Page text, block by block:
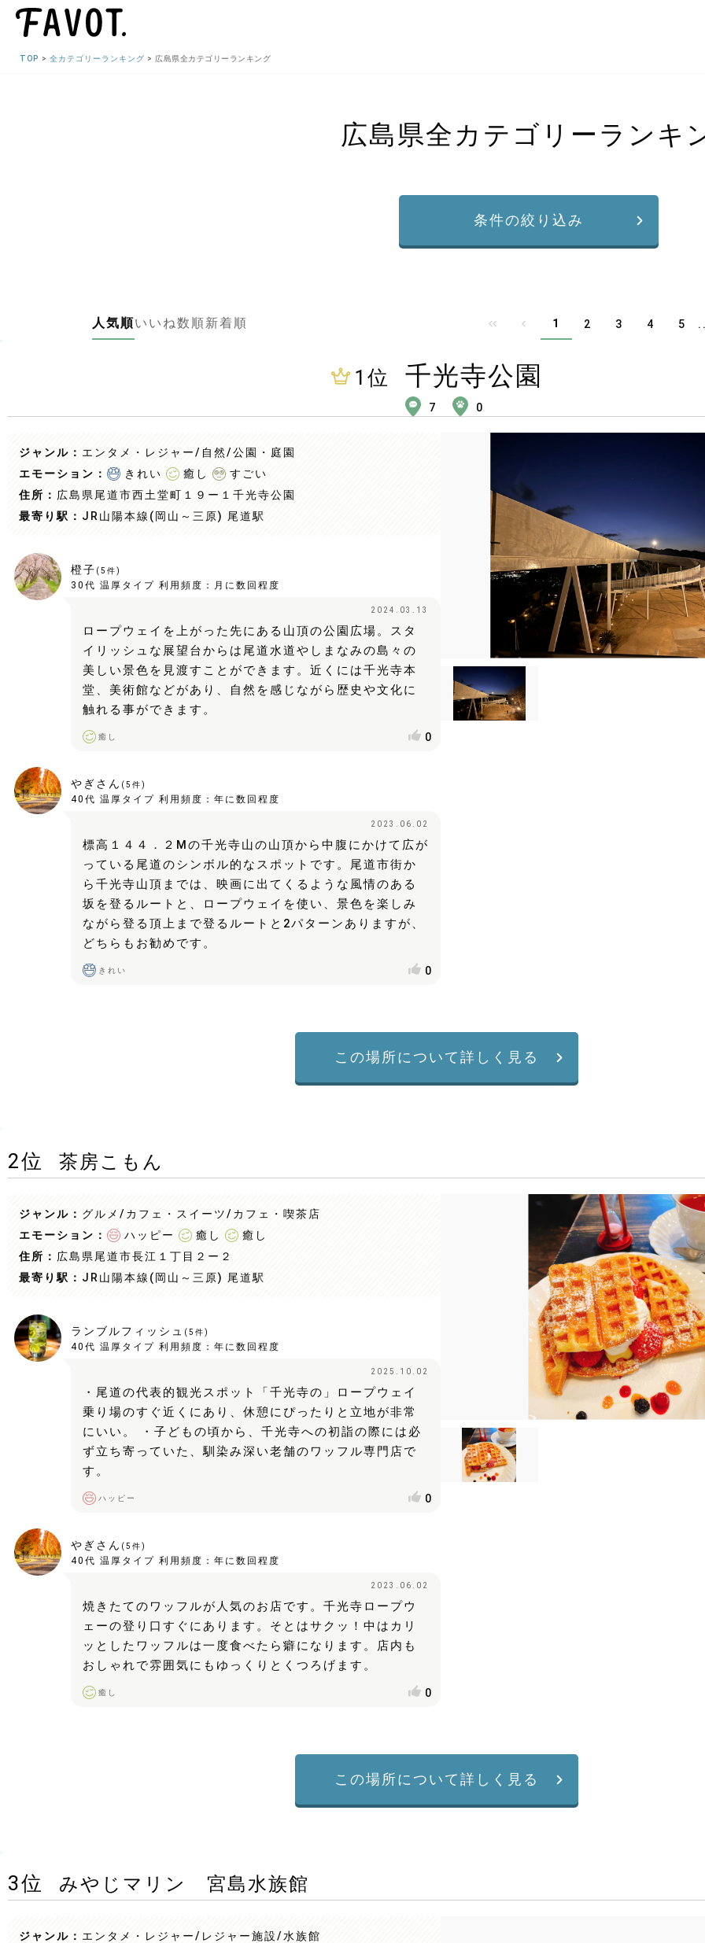
TOP 全カテゴリーランキング 広島県全カテゴリーランキング
広島県全カテゴリーランキ
条件の絞り込み
人気順いいね数順新着順 1 2 3 4 5
1 位 千光寺公園
7 0
ジャンル： エンタメ・レジャー/自然/公園・庭園
エモーション：
きれい 癒し
すごい
住所： 広島県尾道市西土堂町１９ー１千光寺公園
最寄り駅： JR山陽本線(岡山～三原) 尾道駅
橙子 ( 5 件)
30代 温厚タイプ 利用頻度： 月に数回程度
2024.03.13
ロープウェイを上がった先にある山頂の公園広場。スタ
イリッシュな展望台からは尾道水道やしまなみの島々の
美しい景色を見渡すことができます。近くには千光寺本
堂、美術館などがあり、自然を感じながら歴史や文化に
触れる事ができます。
癒し 0
やぎさん ( 5 件)
40代 温厚タイプ 利用頻度： 年に数回程度
2023.06.02
標高１４４．２Mの千光寺山の山頂から中腹にかけて広が
っている尾道のシンボル的なスポットです。尾道市街か
ら千光寺山頂までは、映画に出てくるような風情のある
坂を登るルートと、ロープウェイを使い、景色を楽しみ
ながら登る頂上まで登るルートと2パターンありますが、
どちらもお勧めです。
きれい 0
この場所について詳しく見る
2位 茶房こもん
ジャンル： グルメ/カフェ・スイーツ/カフェ・喫茶店
エモーション：
ハッピー 癒し
癒し
住所： 広島県尾道市長江１丁目２ー２
最寄り駅： JR山陽本線(岡山～三原) 尾道駅
ランブルフィッシュ ( 5 件)
40代 温厚タイプ 利用頻度： 年に数回程度
2025.10.02
・尾道の代表的観光スポット「千光寺の」ロープウェイ
乗り場のすぐ近くにあり、休憩にぴったりと立地が非常
にいい。 ・子どもの頃から、千光寺への初詣の際には必
ず立ち寄っていた、馴染み深い老舗のワッフル専門店で
す。
ハッピー 0
やぎさん ( 5 件)
40代 温厚タイプ 利用頻度： 年に数回程度
2023.06.02
焼きたてのワッフルが人気のお店です。千光寺ロープウ
ェーの登り口すぐにあります。そとはサクッ！中はカリ
ッとしたワッフルは一度食べたら癖になります。店内も
おしゃれで雰囲気にもゆっくりとくつろげます。
癒し 0
この場所について詳しく見る
3位 みやじマリン 宮島水族館
ジャンル： エンタメ・レジャー/レジャー施設/水族館